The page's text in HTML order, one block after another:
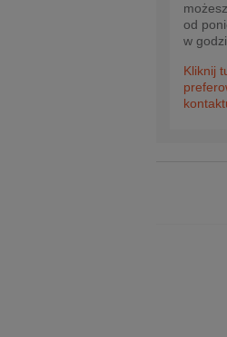
od
w
Kliknij